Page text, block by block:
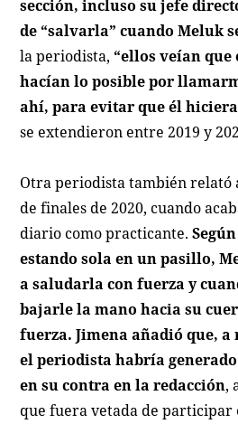
sección, incluso su jefe
de “salvarla” cuando Meluk
la periodista, “ellos veían que
hacían lo posible por
ahí, para evitar que él hiciera
se extendieron entre 2019 y
Otra periodista también relató
de finales de 2020, cuando
diario como practicante.
estando sola en un pasillo,
a saludarla con fuerza y
bajarle la mano hacia su
fuerza. Jimena añadió que, a
el periodista habría
en su contra en la redacción,
que fuera vetada de participar